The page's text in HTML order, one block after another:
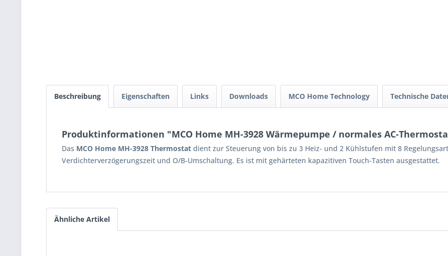
Beschreibung Eigenschaften Links Downloads MCO Home Technology Technische
Produktinformationen "MCO Home MH-3928 Wärmepumpe / normales AC-
Das MCO Home MH-3928 Thermostat dient zur Steuerung von bis zu 3 Heiz- und 2 Kühlstufen mit 8
Verdichterverzögerungszeit und O/B-Umschaltung. Es ist mit gehärteten kapazitiven Touch-Tasten ausgestattet.
Ähnliche Artikel